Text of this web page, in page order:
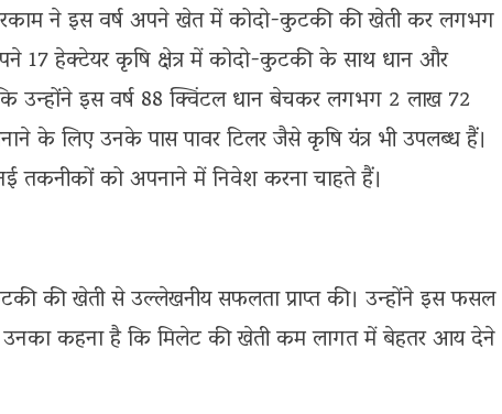
मरकाम ने इस वर्ष अपने खेत में कोदो-कुटकी की खेती कर लगभग
17 हेक्टेयर कृषि क्षेत्र में कोदो-कुटकी के साथ धान और
उन्होंने इस वर्ष 88 क्विंटल धान बेचकर लगभग 2 लाख 72
के लिए उनके पास पावर टिलर जैसे कृषि यंत्र भी उपलब्ध हैं।
को अपनाने में निवेश करना चाहते हैं।
की खेती से उल्लेखनीय सफलता प्राप्त की। उन्होंने इस फसल
कहना है कि मिलेट की खेती कम लागत में बेहतर आय देने